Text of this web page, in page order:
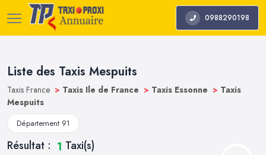
0988290198
Liste des Taxis Mespuits
Taxis France > Taxis Ile de France > Taxis Essonne > Taxis
Mespuits
Département 91
Résultat : 1 Taxi(s)